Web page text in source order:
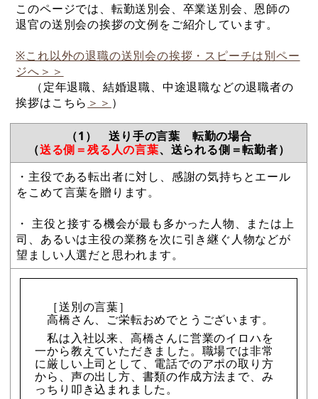
このページでは、転勤送別会、卒業送別会、恩師の
退官の送別会の挨拶の文例をご紹介しています。
※これ以外の退職の送別会の挨拶・スピーチは別ペー
ジへ＞＞
（定年退職、結婚退職、中途退職などの退職者の
挨拶はこちら ＞＞ ）
（1） 送り手の言葉 転勤の場合
（送る側＝残る人の言葉、送られる側＝転勤者）
・主役である転出者に対し、感謝の気持ちとエール
をこめて言葉を贈ります。
・ 主役と接する機会が最も多かった人物、または上
司、あるいは主役の業務を次に引き継ぐ人物などが
望ましい人選だと思われます。
［送別の言葉］
高橋さん、ご栄転おめでとうございます。
私は入社以来、高橋さんに営業のイロハを
一から教えていただきました。職場では非常
に厳しい上司として、電話でのアポの取り方
から、声の出し方、書類の作成方法まで、み
っちり叩き込まれました。